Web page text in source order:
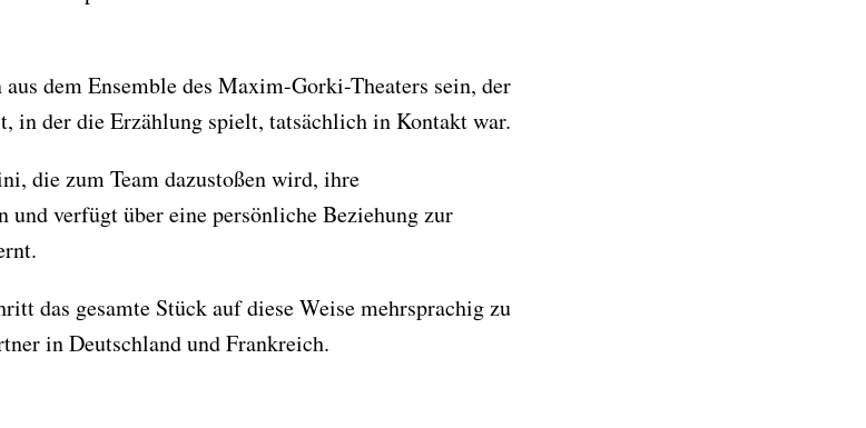
dem Ensemble des Maxim-Gorki-Theaters sein, der
in der die Erzählung spielt, tatsächlich in Kontakt war.
die zum Team dazustoßen wird, ihre
und verfügt über eine persönliche Beziehung zur
das gesamte Stück auf diese Weise mehrsprachig zu
in Deutschland und Frankreich.